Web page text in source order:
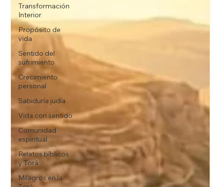
Transformación
Interior
Propósito de
vida
Sentido del
sufrimiento
Crecimiento
personal
Sabiduría judía
Vida con sentido
Comunidad
espiritual
Relatos bíblicos
y Torá
Milagros en la